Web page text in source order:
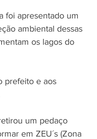
foi apresentado um
ambiental dessas
os lagos do
prefeito e aos
um pedaço
em ZEU´s (Zona